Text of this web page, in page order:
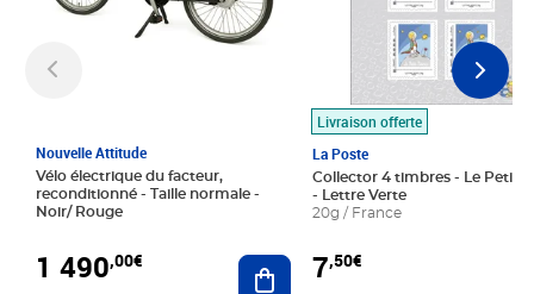
Nouvelle Attitude
Vélo électrique du facteur,
reconditionné - Taille normale -
Noir/ Rouge
1 490,00€ Ajouter au panier
Livraison offerte
La Poste
Collector 4 timbres - Le Petit
- Lettre Verte
20g / France
7,50€